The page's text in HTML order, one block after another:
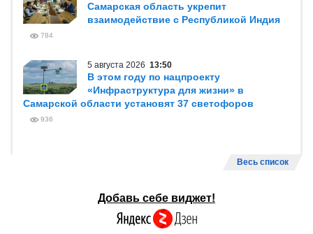
Самарская область укрепит
взаимодействие с Республикой Индия
784
5 августа 2026 13:50
В этом году по нацпроекту
«Инфраструктура для жизни» в
Самарской области установят 37 светофоров
936
Весь список
Добавь себе виджет!